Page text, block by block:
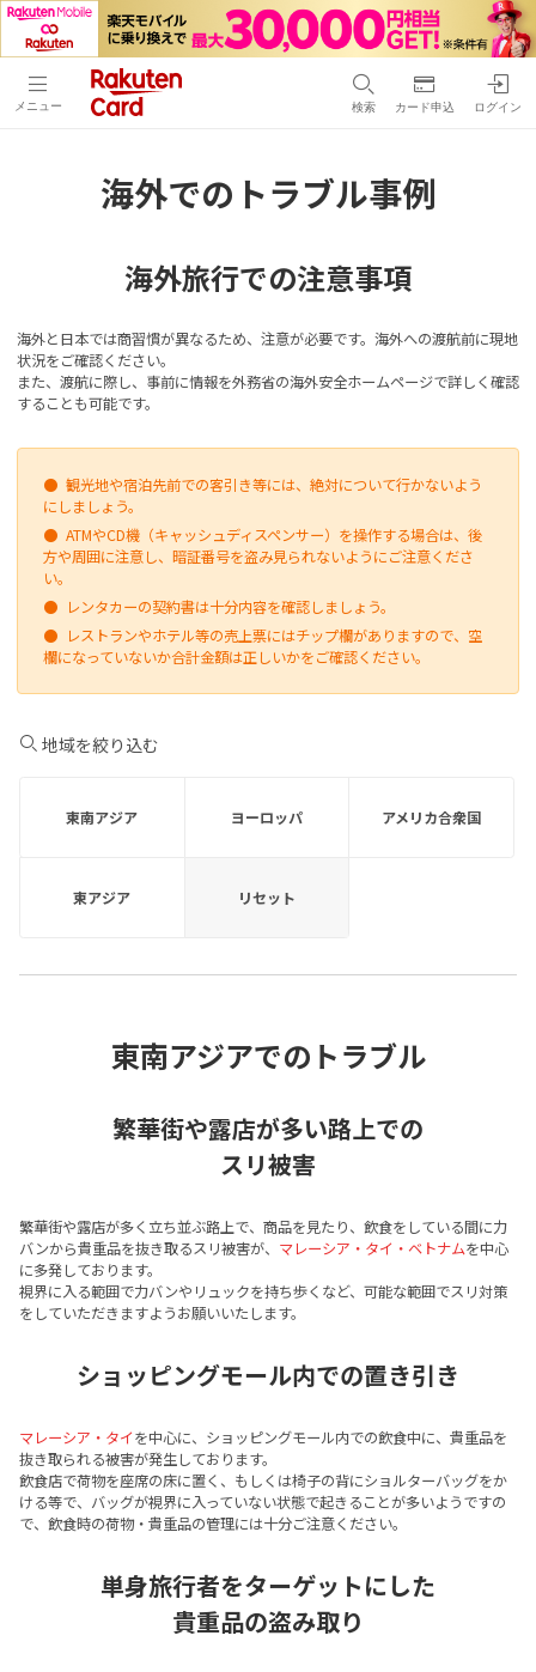
メニュー 検索 カード申込 ログイン
海外でのトラブル事例
海外旅行での注意事項
海外と日本では商習慣が異なるため、注意が必要です。海外への渡航前に現地
状況をご確認ください。
また、渡航に際し、事前に情報を外務省の海外安全ホームページで詳しく確認
することも可能です。
● 観光地や宿泊先前での客引き等には、絶対について行かないよう
にしましょう。
● ATMやCD機（キャッシュディスペンサー）を操作する場合は、後
方や周囲に注意し、暗証番号を盗み見られないようにご注意くださ
い。
● レンタカーの契約書は十分内容を確認しましょう。
● レストランやホテル等の売上票にはチップ欄がありますので、空
欄になっていないか合計金額は正しいかをご確認ください。
地域を絞り込む
東南アジア ヨーロッパ アメリカ合衆国
東アジア リセット
東南アジアでのトラブル
繁華街や露店が多い路上での
スリ被害
繁華街や露店が多く立ち並ぶ路上で、商品を見たり、飲食をしている間に力
バンから貴重品を抜き取るスリ被害が、 マレーシア・タイ・ベトナムを中心
に多発しております。
視界に入る範囲で力バンやリュックを持ち歩くなど、可能な範囲でスリ対策
をしていただきますようお願いいたします。
ショッピングモール内での置き引き
マレーシア・タイを中心に、ショッピングモール内での飲食中に、貴重品を
抜き取られる被害が発生しております。
飲食店で荷物を座席の床に置く、もしくは椅子の背にショルターバッグをか
ける等で、バッグが視界に入っていない状態で起きることが多いようですの
で、飲食時の荷物・貴重品の管理には十分ご注意ください。
単身旅行者をターゲットにした
貴重品の盗み取り